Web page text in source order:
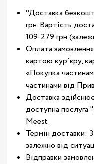
*Доставка
грн. Вартість
109-279 грн
Оплата
картою кур'єру,
«Покупка
частинами від
Доставка
доступна послуга
Meest.
Термін доставки:
залежно від
Відправки